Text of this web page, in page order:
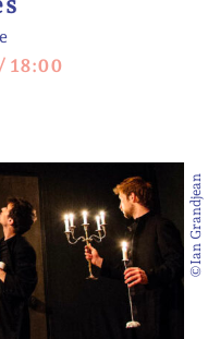
18:00
©Ian Grandjean